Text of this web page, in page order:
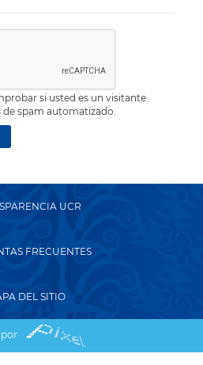
si usted es un visitante
spam automatizado.
UCR
FRECUENTES
DEL SITIO
por